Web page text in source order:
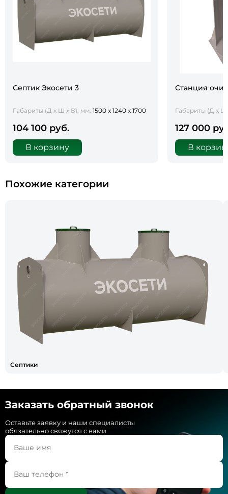
Септик Экосети 3
Габариты (Д х Ш х В), мм: 1500 х 1240 х 1700
104 100 руб.
В корзину
Станция
Габариты (Д х Ш
127 000
В
Похожие категории
Септики
Заказать обратный звонок
Оставьте заявку и наши специалисты
обязательно свяжутся с вами